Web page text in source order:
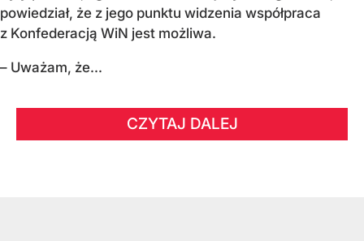
powiedział, że z jego punktu widzenia współpraca
z Konfederacją WiN jest możliwa.
– Uważam, że...
CZYTAJ DALEJ